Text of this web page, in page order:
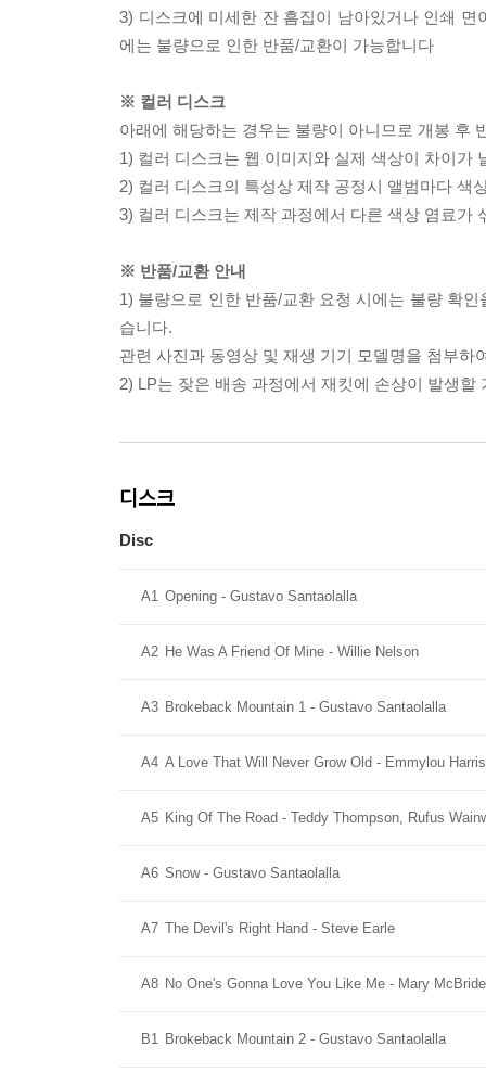
3) 디스크에 미세한 잔 흠집이 남아있거나 인쇄
에는 불량으로 인한 반품/교환이 가능합니다
※ 컬러 디스크
아래에 해당하는 경우는 불량이 아니므로 개봉 후
1) 컬러 디스크는 웹 이미지와 실제 색상이 차이가
2) 컬러 디스크의 특성상 제작 공정시 앨범마다 색
3) 컬러 디스크는 제작 과정에서 다른 색상 염료가
※ 반품/교환 안내
1) 불량으로 인한 반품/교환 요청 시에는 불량 확
습니다.
관련 사진과 동영상 및 재생 기기 모델명을 첨부하
2) LP는 잦은 배송 과정에서 재킷에 손상이 발생
디스크
Disc
A1 Opening - Gustavo Santaolalla
A2 He Was A Friend Of Mine - Willie Nelson
A3 Brokeback Mountain 1 - Gustavo Santaolalla
A4 A Love That Will Never Grow Old - Emmylou Harris
A5 King Of The Road - Teddy Thompson, Rufus
A6 Snow - Gustavo Santaolalla
A7 The Devil's Right Hand - Steve Earle
A8 No One's Gonna Love You Like Me - Mary McBride
B1 Brokeback Mountain 2 - Gustavo Santaolalla